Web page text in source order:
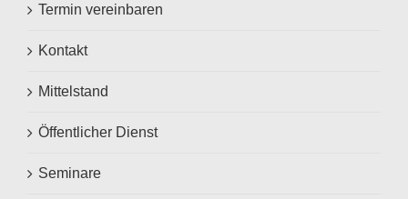
Termin vereinbaren
Kontakt
Mittelstand
Öffentlicher Dienst
Seminare